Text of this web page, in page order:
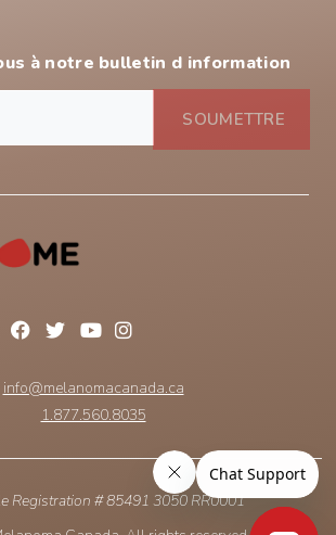
à notre bulletin d information
info@melanomacanada.ca
1.877.560.8035
Registration # 85491 3050 RR0001